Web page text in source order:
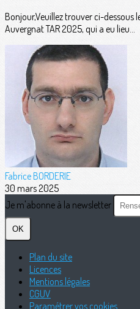
Bonjour,Veuillez trouver ci-dessous
Auvergnat TAR 2025, qui a eu lieu...
Fabrice BORDERIE
30 mars 2025
Je m'abonne à la newsletter
OK
Plan du site
Licences
Mentions légales
CGUV
Paramétrer vos cookies